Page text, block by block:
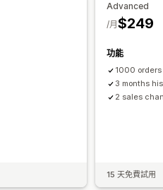
庫存與商品
歷史資料匯入
Advanced
$249
/月
功能
1000
3 months
2 sales
15 天免費試用